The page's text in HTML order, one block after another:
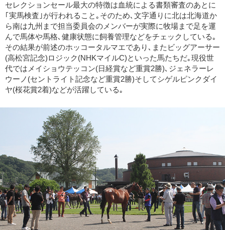
セレクションセール最大の特徴は血統による書類審査のあとに
｢実馬検査｣が行われること｡そのため､文字通りに北は北海道か
ら南は九州まで担当委員会のメンバーが実際に牧場まで足を運
んで馬体や馬格､健康状態に飼養管理などをチェックしている｡
その結果が前述のホッコータルマエであり､またビッグアーサー
(高松宮記念)ロジック(NHKマイルC)といった馬たちだ｡現役世
代ではメイショウテッコン(日経賞など重賞2勝)､ジェネラーレ
ウーノ(セントライト記念など重賞2勝)そしてシゲルピンクダイ
ヤ(桜花賞2着)などが活躍している｡